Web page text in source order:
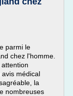
parmi le
chez l'homme.
médical
la
nombreuses